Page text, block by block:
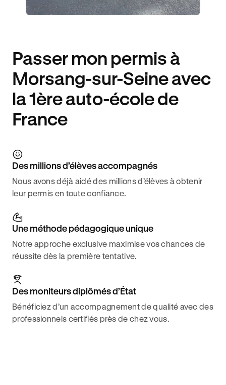
Passer mon permis à
Morsang-sur-Seine avec
la 1ère auto-école de
France
Des millions d’élèves accompagnés
Nous avons déjà aidé des millions d’élèves à obtenir
leur permis en toute confiance.
Une méthode pédagogique unique
Notre approche exclusive maximise vos chances de
réussite dès la première tentative.
Des moniteurs diplômés d’État
Bénéficiez d’un accompagnement de qualité avec des
professionnels certifiés près de chez vous.